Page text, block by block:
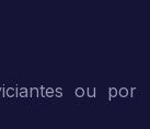
ou por